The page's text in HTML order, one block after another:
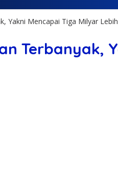
Yakni Mencapai Tiga Milyar Lebih
Terbanyak,